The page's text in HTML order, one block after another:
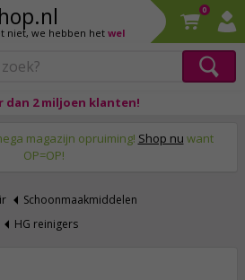
niet, we hebben het wel
0
dan 2 miljoen klanten!
magazijn opruiming! Shop nu want
OP=OP!
Schoonmaakmiddelen
HG reinigers